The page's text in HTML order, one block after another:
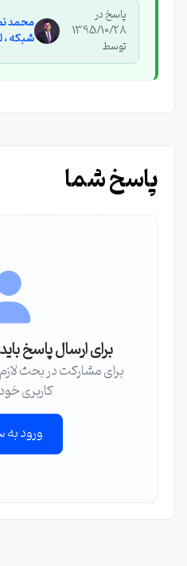
پاسخ در
1395/10/28
توسط
محمد
شبکه ،
پاسخ شما
برای ارسال پاسخ
برای مشارکت در بحث
کاربری
ورود